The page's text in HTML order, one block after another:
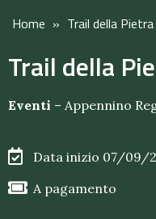
Home » Trail della Pietra
Trail della
Eventi – Appennino
Data inizio 07/09/
A pagamento